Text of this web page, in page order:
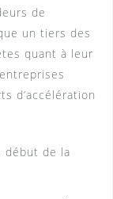
de
un tiers des
quant à leur
d’accélération
début de la